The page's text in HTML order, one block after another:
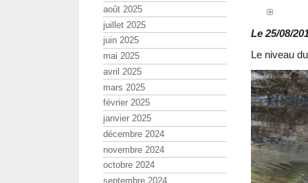
Le 25/08/
Le niveau
août 2025
juillet 2025
juin 2025
mai 2025
avril 2025
mars 2025
février 2025
janvier 2025
décembre 2024
novembre 2024
octobre 2024
septembre 2024